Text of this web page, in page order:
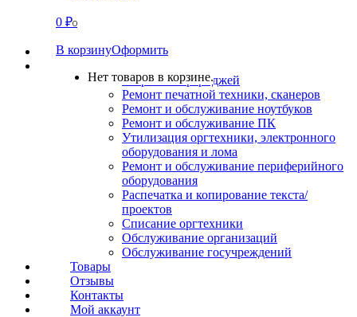
0 ₽0
В корзинуОформить
Нет товаров в корзине.
СВЯЗАТЬСЯ
О нас
Заправка картриджей
Ремонт печатной техники, сканеров
Ремонт и обслуживание ноутбуков
Ремонт и обслуживание ПК
Утилизация оргтехники, электронного
оборудования и лома
Ремонт и обслуживание периферийного
оборудования
Распечатка и копирование текста/
проектов
Списание оргтехники
Обслуживание организаций
Обслуживание госучреждений
Товары
Отзывы
Контакты
Мой аккаунт